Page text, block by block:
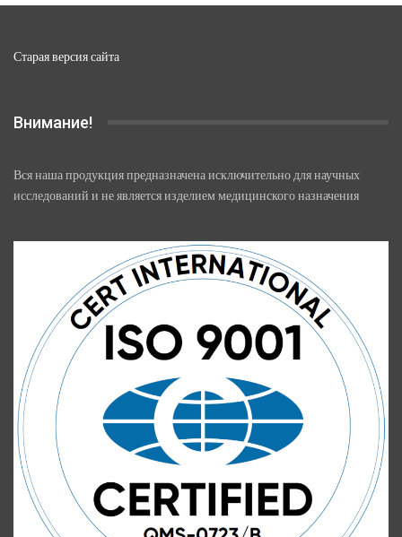
Старая версия сайта
Внимание!
Вся наша продукция предназначена исключительно для научных
исследований и не является изделием медицинского назначения